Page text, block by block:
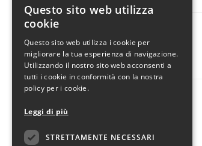
CONDIVIDI
Questo sito web utilizza
cookie
Questo sito web utilizza i cookie per
migliorare la tua esperienza di navigazione.
Utilizzando il nostro sito web acconsenti a
tutti i cookie in conformità con la nostra
policy per i cookie.
Leggi di più
STRETTAMENTE NECESSARI